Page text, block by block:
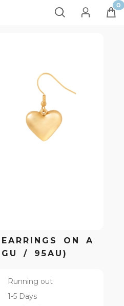
ON A
/ 95AU)
Running out
1-5 Days